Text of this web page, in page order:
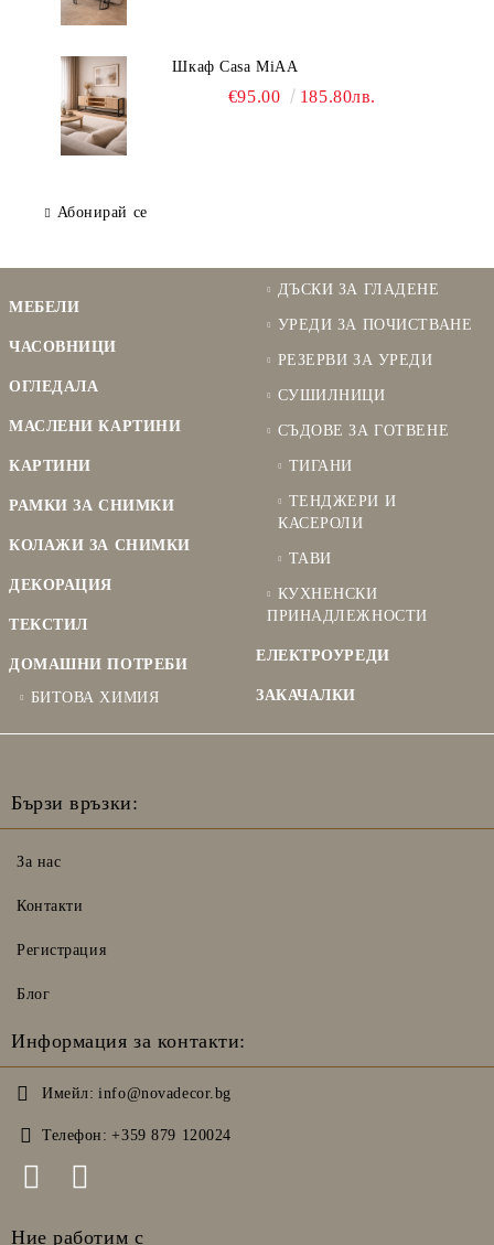
Шкаф Casa MiAA
€95.00 185.80лв.
Абонирай се
МЕБЕЛИ
ЧАСОВНИЦИ
ОГЛЕДАЛА
МАСЛЕНИ КАРТИНИ
КАРТИНИ
РАМКИ ЗА СНИМКИ
КОЛАЖИ ЗА СНИМКИ
ДЕКОРАЦИЯ
ТЕКСТИЛ
ДОМАШНИ ПОТРЕБИ
БИТОВА ХИМИЯ
ДЪСКИ ЗА ГЛАДЕНЕ
УРЕДИ ЗА ПОЧИСТВАНЕ
РЕЗЕРВИ ЗА УРЕДИ
СУШИЛНИЦИ
СЪДОВЕ ЗА ГОТВЕНЕ
ТИГАНИ
ТЕНДЖЕРИ И
КАСЕРОЛИ
ТАВИ
КУХНЕНСКИ
ПРИНАДЛЕЖНОСТИ
ЕЛЕКТРОУРЕДИ
ЗАКАЧАЛКИ
Бързи връзки:
За нас
Контакти
Регистрация
Блог
Информация за контакти:
Имейл: info@novadecor.bg
Телефон: +359 879 120024
Ние работим с